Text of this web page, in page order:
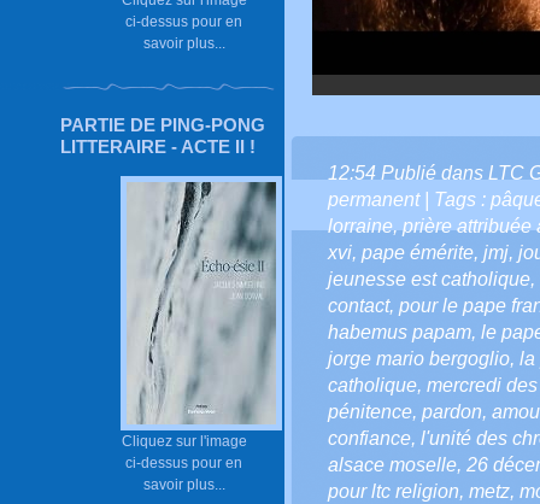
ci-dessus pour en
savoir plus...
PARTIE DE PING-PONG
LITTERAIRE - ACTE II !
Cliquez sur l'image
ci-dessus pour en
savoir plus...
12:54 Publié dans LTC
permanent| Tags :
lorraine,prière attribuée
xvi, pape émérite, jmj,
jeunesse est catholique,
contact, pour le pape
habemus papam, le
jorge mario bergoglio, la
catholique, mercredi
pénitence, pardon,
confiance, l'unité des
alsace moselle, 26
pour ltc religion, metz,